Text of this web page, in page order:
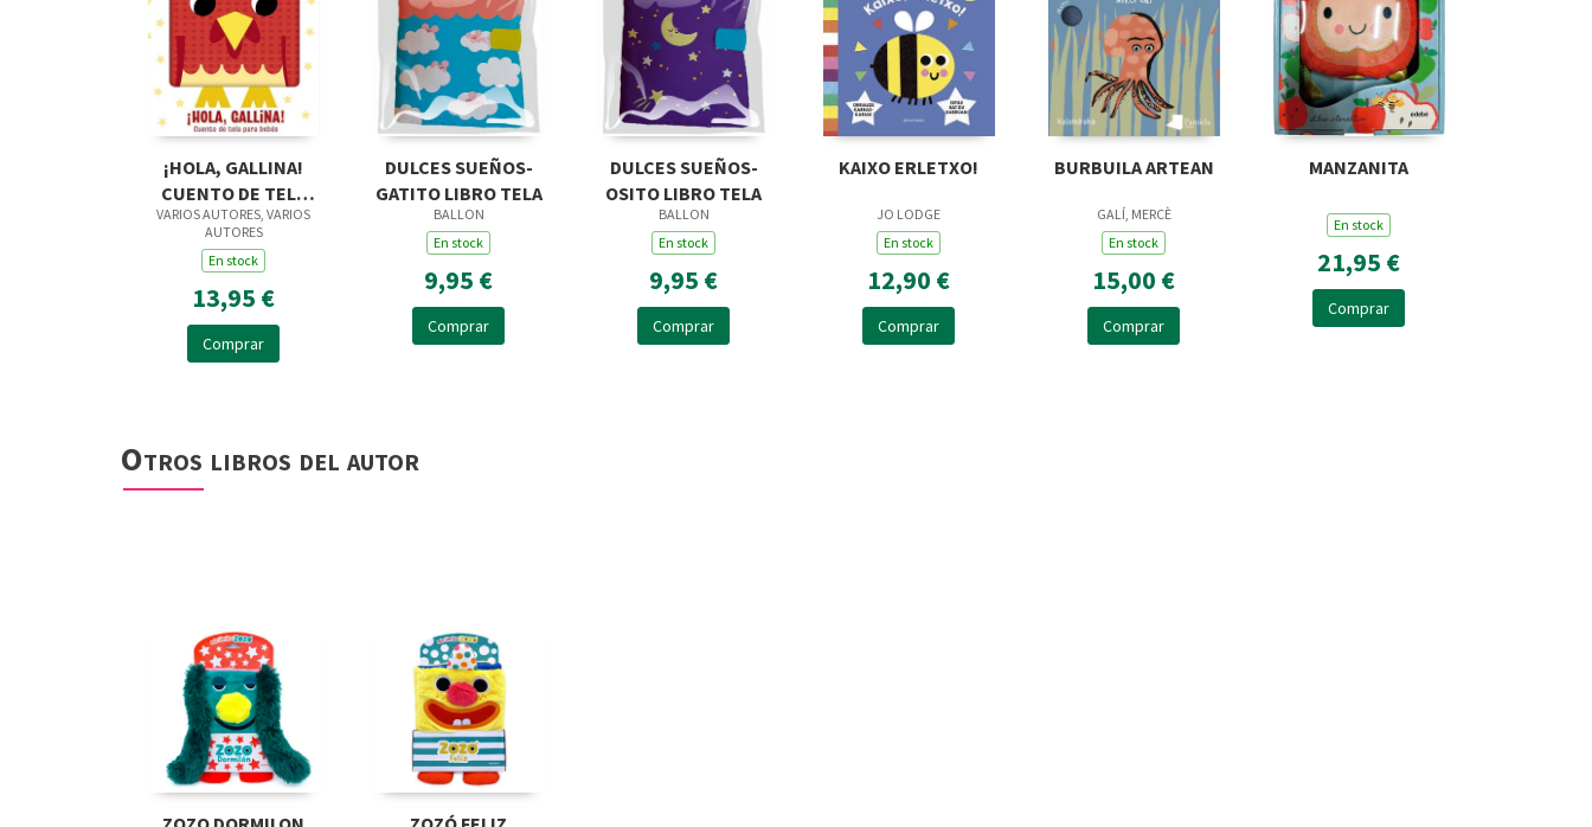
¡HOLA, GALLINA!
CUENTO DE TELA
PARA BEBÉS
VARIOS AUTORES, VARIOS
AUTORES
En stock
13,95 €
Comprar
DULCES SUEÑOS-
GATITO LIBRO TELA
BALLON
En stock
9,95 €
Comprar
DULCES SUEÑOS-
OSITO LIBRO TELA
BALLON
En stock
9,95 €
Comprar
KAIXO ERLETXO!
JO LODGE
En stock
12,90 €
Comprar
BURBUILA ARTEAN
GALÍ, MERCÈ
En stock
15,00 €
Comprar
MANZANITA
En stock
21,95 €
Comprar
Otros libros del autor